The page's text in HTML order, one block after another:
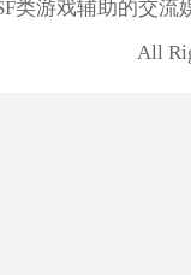
类游戏辅助的交
All